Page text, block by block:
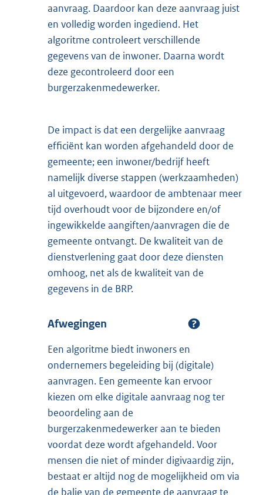
aanvraag. Daardoor kan deze aanvraag juist
en volledig worden ingediend. Het
algoritme controleert verschillende
gegevens van de inwoner. Daarna wordt
deze gecontroleerd door een
burgerzakenmedewerker.
De impact is dat een dergelijke aanvraag
efficiënt kan worden afgehandeld door de
gemeente; een inwoner/bedrijf heeft
namelijk diverse stappen (werkzaamheden)
al uitgevoerd, waardoor de ambtenaar meer
tijd overhoudt voor de bijzondere en/of
ingewikkelde aangiften/aanvragen die de
gemeente ontvangt. De kwaliteit van de
dienstverlening gaat door deze diensten
omhoog, net als de kwaliteit van de
gegevens in de BRP.
Afwegingen
Een algoritme biedt inwoners en
ondernemers begeleiding bij (digitale)
aanvragen. Een gemeente kan ervoor
kiezen om elke digitale aanvraag nog ter
beoordeling aan de
burgerzakenmedewerker aan te bieden
voordat deze wordt afgehandeld. Voor
mensen die niet of minder digivaardig zijn,
bestaat er altijd nog de mogelijkheid om via
de balie van de gemeente de aanvraag te